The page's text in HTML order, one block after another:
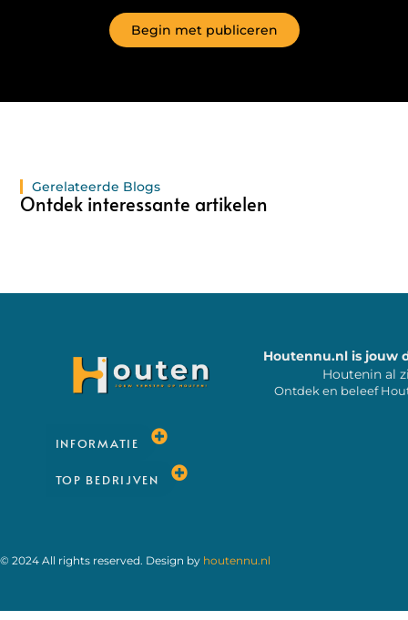
Begin met publiceren
Gerelateerde Blogs
Ontdek interessante artikelen
Houtennu.nl is jouw
Houtenin al
Ontdek en beleef
INFORMATIE
TOP BEDRIJVEN
© 2024 All rights reserved. Design by houtennu.nl